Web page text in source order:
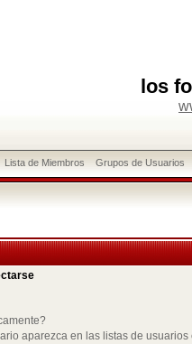
los
Lista de Miembros Grupos de Usuarios
aparezca en las listas de usuarios